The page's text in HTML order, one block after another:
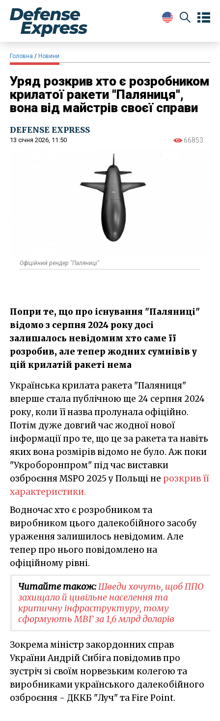
Головна Новини
Уряд розкрив хто є розробником
крилатої ракети "Паляниця",
вона від майстрів своєї справи
DEFENSE EXPRESS
13 січня 2026, 11:50 66853
Офіційний рендер "Паляниці"
Попри те, що про існування "Паляниці"
відомо з серпня 2024 року досі
залишалось невідомим хто саме її
розробив, але тепер жодних сумнівів у
цій крилатій ракеті нема
Українська крилата ракета "Паляниця"
вперше стала публічною ще 24 серпня 2024
року, коли її назва пролунала офіційно.
Потім дуже довгий час жодної нової
інформації про те, що це за ракета та навіть
яких вона розмірів відомо не було. Аж поки
"Укроборонпром" під час виставки
озброєння MSPO 2025 у Польщі не розкрив її
характеристики.
Водночас хто є розробником та
виробником цього далекобійного засобу
ураження залишилось невідомим. Але
тепер про нього повідомлено на
офіційному рівні.
Читайте також:Шведи хочуть, щоб ППО
захищало й цивільне населення та
критичну інфраструктуру, тому
сформують МВГ за 1,6 млрд доларів
Зокрема міністр закордонних справ
України Андрій Сибіга повідомив про
зустріч зі своїм норвезьким колегою та
виробниками українського далекобійного
озброєння - ДККБ "Луч" та Fire Point.